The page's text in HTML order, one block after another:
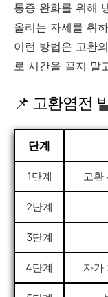
통증 완화를 위해
올리는 자세를 취
이런 방법은 고환
로 시간을 끌지 말
📌 고환염전
단계
1단계 고환
2단계
3단계
4단계 자가